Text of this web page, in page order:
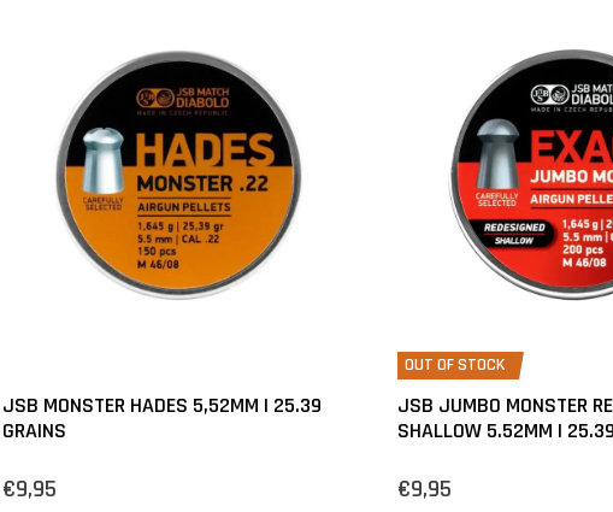
JSB MONSTER HADES 5,52MM | 25.39
GRAINS
€9,95
OUT OF STOCK
JSB JUMBO MONSTER
SHALLOW 5.52MM |
€9,95